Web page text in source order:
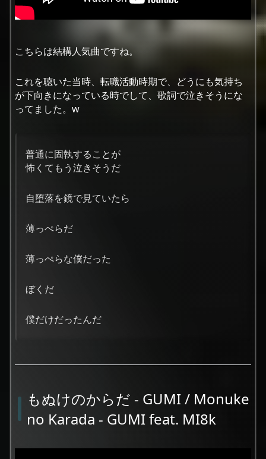
こちらは結構人気曲ですね。
これを聴いた当時、転職活動時期で、どうにも気持ち
が下向きになっている時でして、歌詞で泣きそうにな
ってました。w
普通に固執することが
怖くてもう泣きそうだ
自堕落を鏡で見ていたら
薄っぺらだ
薄っぺらな僕だった
ぼくだ
僕だけだったんだ
もぬけのからだ - GUMI / Monuke
no Karada - GUMI feat. MI8k